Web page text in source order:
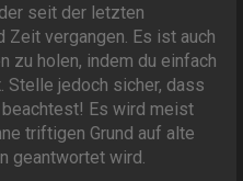
seit der letzten
Zeit vergangen. Es ist auch
zu holen, indem du einfach
Stelle jedoch sicher, dass
Es wird meist
triftigen Grund auf alte
geantwortet wird.